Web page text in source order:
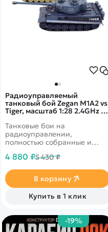
Радиоуправляемый
танковый бой Zegan M1A2 vs
Tiger, масштаб 1:28 2.4GHz -
Танковые бои на
радиоуправлении,
полностью собранные и
Модификация Абрамса и
оснащены инфракрасными
пушками, у каждого из них
есть 5 индикаторов для
попадания. Башня
4 880 ₽5 430 ₽
В корзину
Купить в 1 клик
-19%